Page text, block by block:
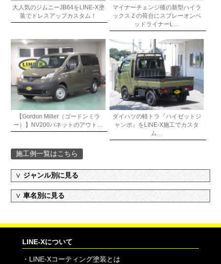
大人気のジムニーJB64をLINE-X塗
装でドレスアップカスタム！
マイナーチェンジ後の新型ハイラ
ックスＺの荷台にスプレーオンベ
ッドライナーL…
【Gordon Miller（ゴードンミラ
ー）】NV200バネットのアウト…
ダイハツの軽トラ『ハイゼットジ
ャンボ』をLINE-X施工でカスタ
ム…
施工例一覧はこちら
∨ジャンル別に見る
∨車名別に見る
LINE-Xについて
・ LINE-Xコーティング塗装とは